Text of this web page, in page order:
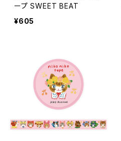
ープ SWEET BEAT
¥605